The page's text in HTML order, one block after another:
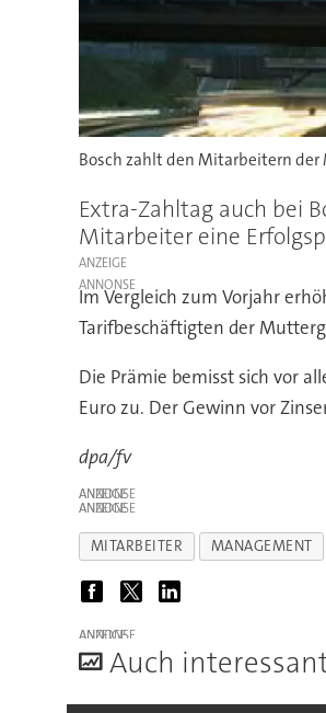
Bosch zahlt den Mitarbeitern
Extra-Zahltag auch bei
Mitarbeiter eine
ANZEIGE
Im Vergleich zum Vorjahr
Tarifbeschäftigten der
Die Prämie bemisst sich vor
Euro zu. Der Gewinn vor
dpa/fv
ANZEIGE
ANZEIGE
MITARBEITER MANAGEMENT
ANZEIGE
Auch